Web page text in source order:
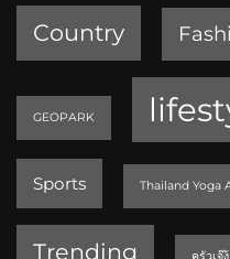
Country
GEOPARK
Sports Thailand Yoga
Trending